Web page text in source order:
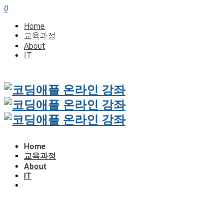
0
Home
교육과정
About
IT
Home
교육과정
About
IT